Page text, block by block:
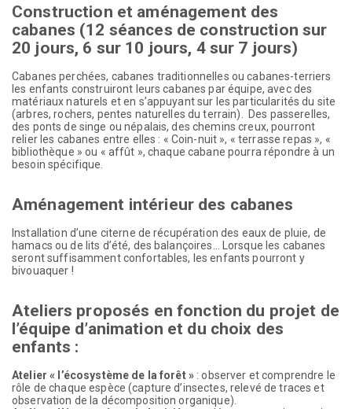
Construction et aménagement des
cabanes (12 séances de construction sur
20 jours, 6 sur 10 jours, 4 sur 7 jours)
Cabanes perchées, cabanes traditionnelles ou cabanes-terriers
les enfants construiront leurs cabanes par équipe, avec des
matériaux naturels et en s’appuyant sur les particularités du site
(arbres, rochers, pentes naturelles du terrain). Des passerelles,
des ponts de singe ou népalais, des chemins creux, pourront
relier les cabanes entre elles : « Coin-nuit », « terrasse repas », «
bibliothèque » ou « affût », chaque cabane pourra répondre à un
besoin spécifique.
Aménagement intérieur des cabanes
Installation d’une citerne de récupération des eaux de pluie, de
hamacs ou de lits d’été, des balançoires… Lorsque les cabanes
seront suffisamment confortables, les enfants pourront y
bivouaquer !
Ateliers proposés en fonction du projet de
l’équipe d’animation et du choix des
enfants :
Atelier « l’écosystème de la forêt » : observer et comprendre le
rôle de chaque espèce (capture d’insectes, relevé de traces et
observation de la décomposition organique).